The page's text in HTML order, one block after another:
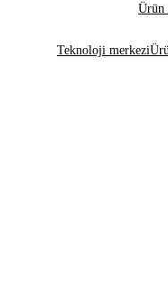
Ürün
Teknoloji merkezi